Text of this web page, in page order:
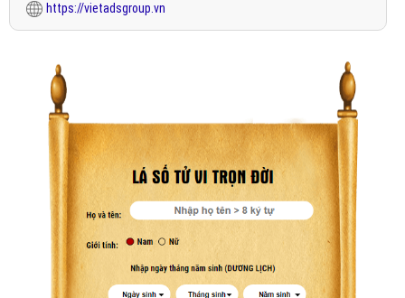
https://vietadsgroup.vn